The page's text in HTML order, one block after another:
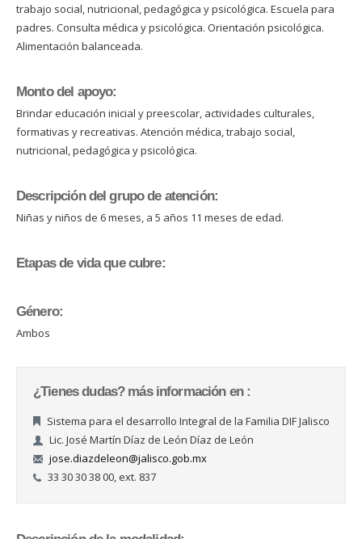
trabajo social, nutricional, pedagógica y psicológica. Escuela para
padres. Consulta médica y psicológica. Orientación psicológica.
Alimentación balanceada.
Monto del apoyo:
Brindar educación inicial y preescolar, actividades culturales,
formativas y recreativas. Atención médica, trabajo social,
nutricional, pedagógica y psicológica.
Descripción del grupo de atención:
Niñas y niños de 6 meses, a 5 años 11 meses de edad.
Etapas de vida que cubre:
Género:
Ambos
¿Tienes dudas? más información en :
Sistema para el desarrollo Integral de la Familia DIF Jalisco
Lic. José Martín Díaz de León Díaz de León
jose.diazdeleon@jalisco.gob.mx
33 30 30 38 00, ext. 837